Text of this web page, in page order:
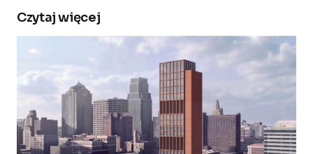
Twój adres e-mail nie zostanie opublikowany.
Wymagane pola są oznaczone
Comment
Czytaj więcej